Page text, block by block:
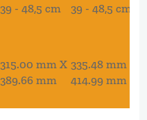
39 - 48,5 cm 39 - 48,5 cm
315.00 mm X
389.66 mm
335.48 mm X
414.99 mm